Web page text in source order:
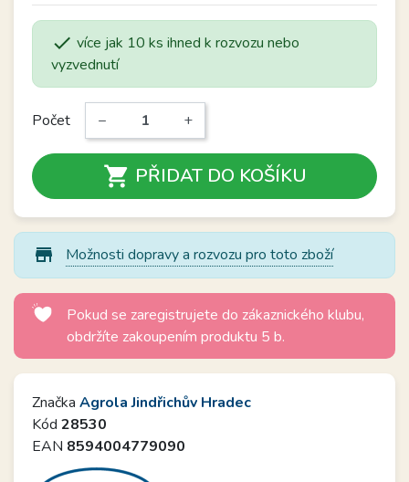
 více jak 10 ks ihned k rozvozu nebo
vyzvednutí
Počet − +
 PŘIDAT DO KOŠÍKU
store_mall_directory Možnosti dopravy a rozvozu pro toto zboží
Pokud se zaregistrujete do zákaznického klubu,
obdržíte zakoupením produktu 5 b.
Značka Agrola Jindřichův Hradec
Kód 28530
EAN 8594004779090